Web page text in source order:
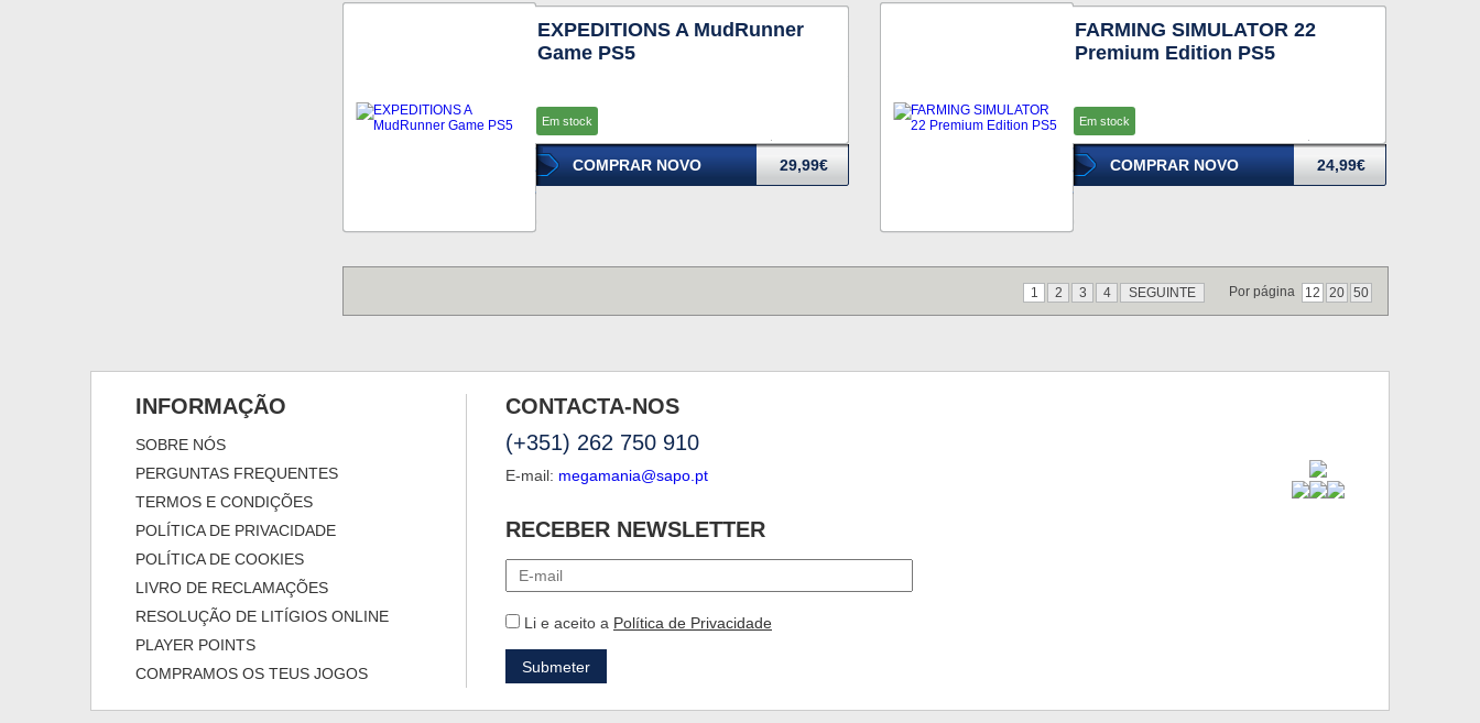
EXPEDITIONS A MudRunner
Game PS5
Em stock
COMPRAR NOVO 29,99€
FARMING SIMULATOR 22
Premium Edition PS5
Em stock
COMPRAR NOVO 24,99€
1 2 3 4 SEGUINTE Por página 12 20 50
INFORMAÇÃO
SOBRE NÓS
PERGUNTAS FREQUENTES
TERMOS E CONDIÇÕES
POLÍTICA DE PRIVACIDADE
POLÍTICA DE COOKIES
LIVRO DE RECLAMAÇÕES
RESOLUÇÃO DE LITÍGIOS ONLINE
PLAYER POINTS
COMPRAMOS OS TEUS JOGOS
CONTACTA-NOS
(+351) 262 750 910
E-mail: megamania@sapo.pt
RECEBER NEWSLETTER
Li e aceito a Política de Privacidade